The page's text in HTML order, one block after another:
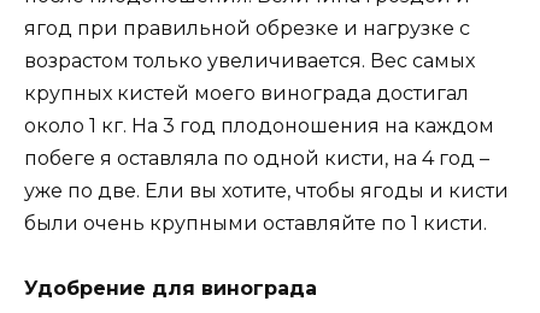
ягод при правильной обрезке и нагрузке с
возрастом только увеличивается. Вес самых
крупных кистей моего винограда достигал
около 1 кг. На 3 год плодоношения на каждом
побеге я оставляла по одной кисти, на 4 год –
уже по две. Ели вы хотите, чтобы ягоды и кисти
были очень крупными оставляйте по 1 кисти.
Удобрение для винограда